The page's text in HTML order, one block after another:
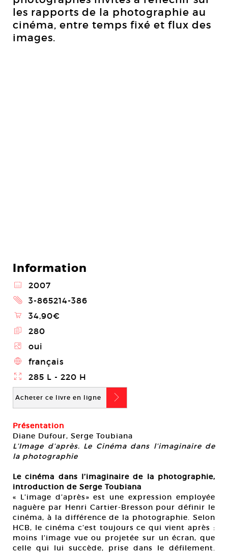
les rapports de la photographie au
cinéma, entre temps fixé et flux des
images.
Information
@ 2007
2 3-865214-386
\ 34,90€
E 280
Z oui
4 français
} 285 L - 220 H
Acheter ce livre en ligne b
Présentation
Diane Dufour, Serge Toubiana
L’Image d’après. Le Cinéma dans l’imaginaire de
la photographie
Le cinéma dans l’imaginaire de la photographie,
introduction de Serge Toubiana
« L’image d’après» est une expression employée
naguère par Henri Cartier-Bresson pour définir le
cinéma, à la différence de la photographie. Selon
HCB, le cinéma c’est toujours ce qui vient après :
moins l’image vue ou projetée sur un écran, que
celle qui lui succède, prise dans le défilement.